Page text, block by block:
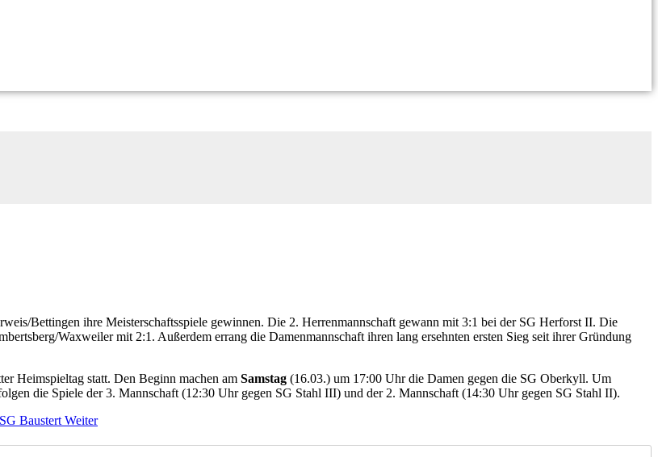
Bettingen ihre Meisterschaftsspiele gewinnen. Die 2. Herrenmannschaft gewann mit 3:1 bei der SG Herforst II. Die
Waxweiler mit 2:1. Außerdem errang die Damenmannschaft ihren lang ersehnten ersten Sieg seit ihrer Gründung
Heimspieltag statt. Den Beginn machen am Samstag (16.03.) um 17:00 Uhr die Damen gegen die SG Oberkyll. Um
die Spiele der 3. Mannschaft (12:30 Uhr gegen SG Stahl III) und der 2. Mannschaft (14:30 Uhr gegen SG Stahl II).
Baustert Weiter